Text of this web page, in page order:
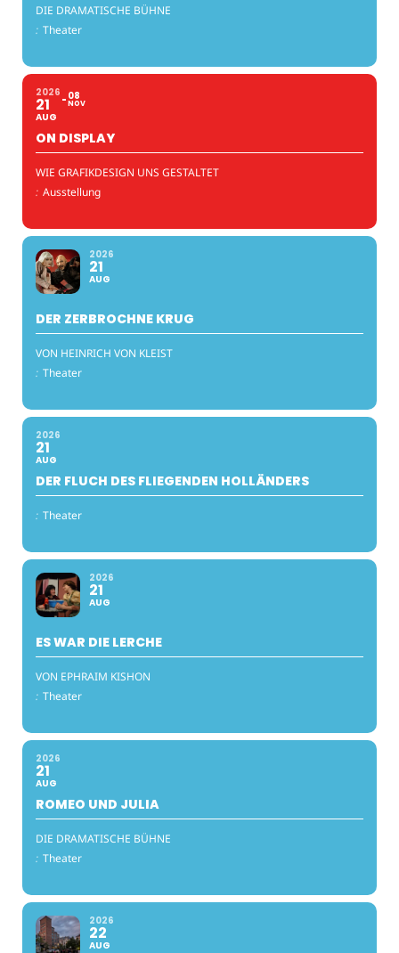
DIE DRAMATISCHE BÜHNE
: Theater
2026
21
AUG
08
NOV
ON DISPLAY
WIE GRAFIKDESIGN UNS GESTALTET
: Ausstellung
2026
21
AUG
DER ZERBROCHNE KRUG
VON HEINRICH VON KLEIST
: Theater
2026
21
AUG
DER FLUCH DES FLIEGENDEN HOLLÄNDERS
: Theater
2026
21
AUG
ES WAR DIE LERCHE
VON EPHRAIM KISHON
: Theater
2026
21
AUG
ROMEO UND JULIA
DIE DRAMATISCHE BÜHNE
: Theater
2026
22
AUG